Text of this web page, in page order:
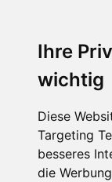
Ihre
wichtig
Diese
Targeting
besseres
die